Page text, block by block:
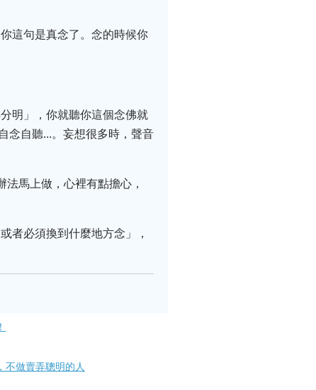
這句是真念了。念的時候你
明」，你就聽你這個念佛就
念自聽...。妄想很多時，聲音
馬上做，心裡有點擔心，
者必須換到什麼地方念」，
不做賣弄聰明的人